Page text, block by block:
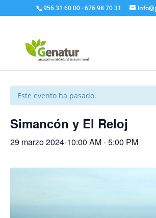
956 31 60 00 · 676 98 70 31
Este evento ha pasado.
Simancón y El Reloj
29 marzo 2024-10:00 AM-5:00 PM